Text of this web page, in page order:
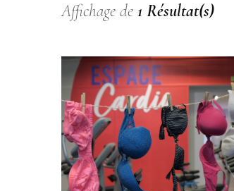
Affichage de 1 Résultat(s)